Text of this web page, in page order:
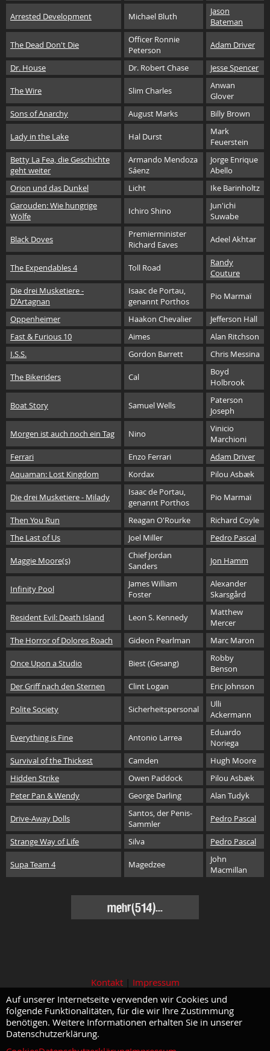
Arrested Development Michael Bluth
Jason
Bateman
The Dead Don't Die
Officer Ronnie
Peterson
Adam Driver
Dr. House Dr. Robert Chase Jesse Spencer
The Wire Slim Charles
Anwan
Glover
Sons of Anarchy
August Marks Billy Brown
Lady in the Lake Hal Durst
Mark
Feuerstein
Betty La Fea, die Geschichte
geht weiter
Armando Mendoza
Sáenz
Jorge Enrique
Abello
Orion und das Dunkel
Licht
Ike Barinholtz
Garouden: Wie hungrige
Wölfe
Ichiro Shino
Jun'ichi
Suwabe
Black Doves
Premierminister
Richard Eaves
Adeel Akhtar
The Expendables 4 Toll Road
Randy
Couture
Die drei Musketiere -
D'Artagnan
Isaac de Portau,
genannt Porthos
Pio Marmaï
Oppenheimer Haakon Chevalier
Jefferson Hall
Fast & Furious 10
Aimes
Alan Ritchson
I.S.S.
Gordon Barrett Chris Messina
The Bikeriders Cal
Boyd
Holbrook
Boat Story Samuel Wells
Paterson
Joseph
Morgen ist auch noch ein Tag Nino
Vinicio
Marchioni
Ferrari
Enzo Ferrari
Adam Driver
Aquaman: Lost Kingdom
Kordax Pilou Asbæk
Die drei Musketiere - Milady
Isaac de Portau,
genannt Porthos
Pio Marmaï
Then You Run Reagan O'Rourke
Richard Coyle
The Last of Us
Joel Miller Pedro Pascal
Maggie Moore(s)
Chief Jordan
Sanders
Jon Hamm
Infinity Pool
James William
Foster
Alexander
Skarsgård
Resident Evil: Death Island Leon S. Kennedy
Matthew
Mercer
The Horror of Dolores Roach
Gideon Pearlman Marc Maron
Once Upon a Studio Biest (Gesang)
Robby
Benson
Der Griff nach den Sternen
Clint Logan Eric Johnson
Polite Society Sicherheitspersonal
Ulli
Ackermann
Everything is Fine Antonio Larrea
Eduardo
Noriega
Survival of the Thickest
Camden
Hugh Moore
Hidden Strike
Owen Paddock
Pilou Asbæk
Peter Pan & Wendy
George Darling Alan Tudyk
Drive-Away Dolls
Santos, der Penis-
Sammler
Pedro Pascal
Strange Way of Life Silva Pedro Pascal
Supa Team 4 Magedzee
John
Macmillan
mehr(514)...
Kontakt| Impressum
Auf unserer Internetseite verwenden wir Cookies und
folgende Funktionalitäten, für die wir Ihre Zustimmung
benötigen. Weitere Informationen erhalten Sie in unserer
Datenschutzerklärung.